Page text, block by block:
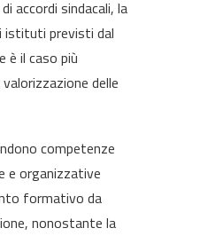
accordi sindacali, la
istituti previsti dal
è il caso più
delle
competenze
e organizzative
formativo da
nonostante la